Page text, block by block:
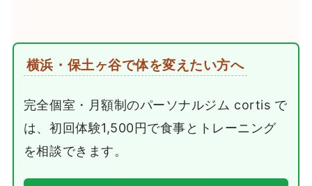
横浜・保土ヶ谷で体を変えたい方へ
完全個室・月額制のパーソナルジム cortis で
は、初回体験1,500円で食事とトレーニング
を相談できます。